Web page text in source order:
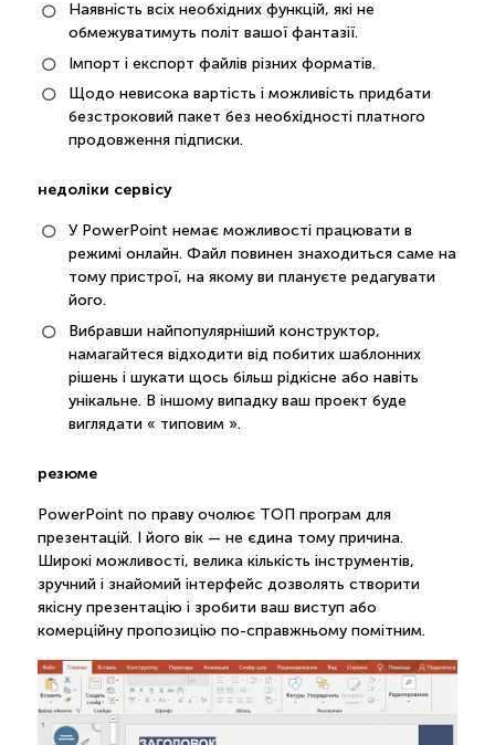
Наявність всіх необхідних функцій, які не
обмежуватимуть політ вашої фантазії.
Імпорт і експорт файлів різних форматів.
Щодо невисока вартість і можливість придбати
безстроковий пакет без необхідності платного
продовження підписки.
недоліки сервісу
У PowerPoint немає можливості працювати в
режимі онлайн. Файл повинен знаходиться саме на
тому пристрої, на якому ви плануєте редагувати
його.
Вибравши найпопулярніший конструктор,
намагайтеся відходити від побитих шаблонних
рішень і шукати щось більш рідкісне або навіть
унікальне. В іншому випадку ваш проект буде
виглядати « типовим ».
резюме
PowerPoint по праву очолює ТОП програм для
презентацій. І його вік — не єдина тому причина.
Широкі можливості, велика кількість інструментів,
зручний і знайомий інтерфейс дозволять створити
якісну презентацію і зробити ваш виступ або
комерційну пропозицію по-справжньому помітним.